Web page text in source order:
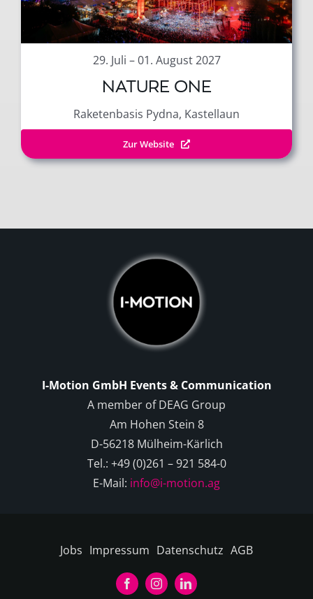
29. Juli – 01. August 2027
NATURE ONE
Raketenbasis Pydna, Kastellaun
Zur Website
I-Motion GmbH Events & Communication
A member of DEAG Group
Am Hohen Stein 8
D-56218 Mülheim-Kärlich
Tel.: +49 (0)261 – 921 584-0
E-Mail: info@i-motion.ag
Jobs Impressum Datenschutz AGB